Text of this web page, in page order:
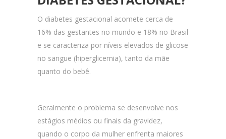
O diabetes gestacional acomete cerca de
16% das gestantes no mundo e 18% no Brasil
e se caracteriza por níveis elevados de glicose
no sangue (hiperglicemia), tanto da mãe
quanto do bebê.
Geralmente o problema se desenvolve nos
estágios médios ou finais da gravidez,
quando o corpo da mulher enfrenta maiores